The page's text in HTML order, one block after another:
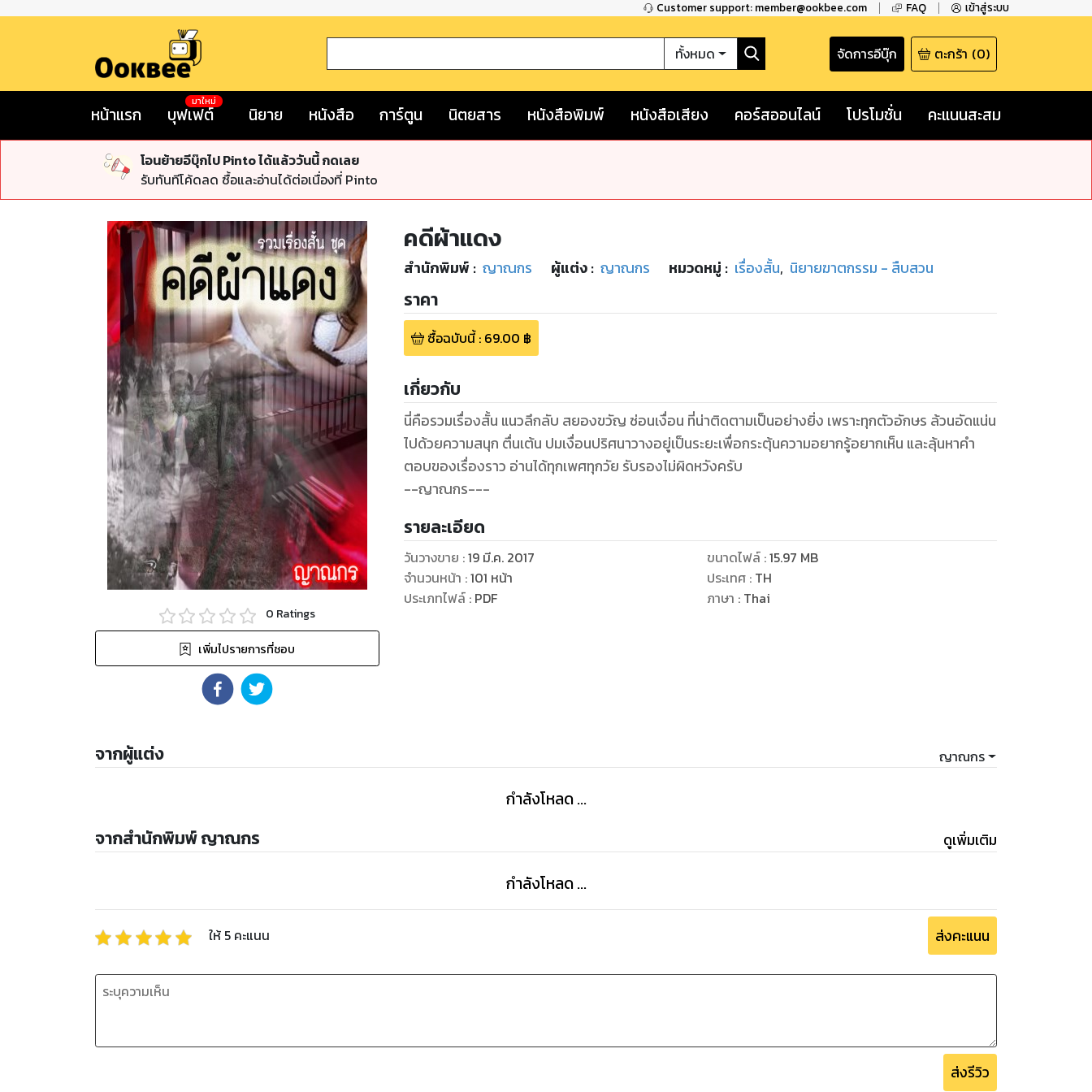
Customer support: member@ookbee.com FAQ เข้าสู่ระบบ
ทั้งหมด จัดการอีบุ๊ก ตะกร้า (0)
หน้าแรก บุฟเฟต์
มาใหม่
นิยาย หนังสือ การ์ตูน นิตยสาร หนังสือพิมพ์ หนังสือเสียง คอร์สออนไลน์ โปรโมชั่น คะแนนสะสม
โอนย้ายอีบุ๊กไป Pinto ได้แล้ววันนี้ กดเลย
รับทันทีโค้ดลด ซื้อและอ่านได้ต่อเนื่องที่ Pinto
0 Ratings
เพิ่มไปรายการที่ชอบ
คดีผ้าแดง
สำนักพิมพ์ : ญาณกร ผู้แต่ง : ญาณกร หมวดหมู่ : เรื่องสั้น, นิยายฆาตกรรม - สืบสวน
ราคา
ซื้อฉบับนี้: 69.00 ฿
เกี่ยวกับ
นี่คือรวมเรื่องสั้น แนวลึกลับ สยองขวัญ ซ่อนเงื่อน ที่น่าติดตามเป็นอย่างยิ่ง เพราะทุกตัวอักษร ล้วนอัดแน่น
ไปด้วยความสนุก ตื่นเต้น ปมเงื่อนปริศนาวางอยู่เป็นระยะเพื่อกระตุ้นความอยากรู้อยากเห็น และลุ้นหาคำ
ตอบของเรื่องราว อ่านได้ทุกเพศทุกวัย รับรองไม่ผิดหวังครับ
--ญาณกร---
รายละเอียด
วันวางขาย :19 มี.ค. 2017
จำนวนหน้า :101 หน้า
ประเภทไฟล์: PDF
ขนาดไฟล์:15.97 MB
ประเทศ : TH
ภาษา : Thai
จากผู้แต่ง ญาณกร
กำลังโหลด ...
จากสำนักพิมพ์ ญาณกร ดูเพิ่มเติม
กำลังโหลด ...
ให้ 5 คะแนน ส่งคะแนน
ส่งรีวิว